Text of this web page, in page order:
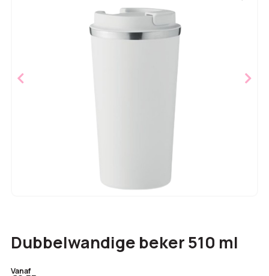
Dubbelwandige beker 510 ml
Vanaf